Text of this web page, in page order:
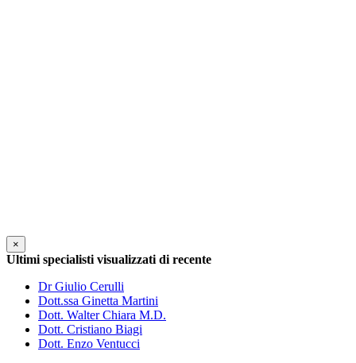
×
Ultimi specialisti visualizzati di recente
Dr Giulio Cerulli
Dott.ssa Ginetta Martini
Dott. Walter Chiara M.D.
Dott. Cristiano Biagi
Dott. Enzo Ventucci